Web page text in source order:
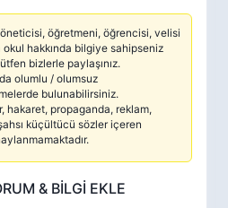
öğretmeni, öğrencisi, velisi
hakkında bilgiye sahipseniz
bizlerle paylaşınız.
olumlu / olumsuz
bulunabilirsiniz.
hakaret, propaganda, reklam,
küçültücü sözler içeren
& BİLGİ EKLE